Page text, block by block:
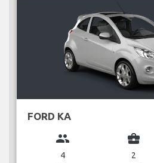
FORD KA
group
4
business_center
2